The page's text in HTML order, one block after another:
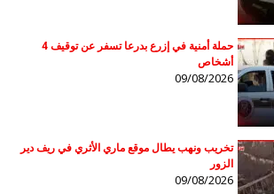
حملة أمنية في إزرع بدرعا تسفر عن توقيف 4
أشخاص
09/08/2026
تخريب ونهب يطال موقع ماري الأثري في ريف دير
الزور
09/08/2026